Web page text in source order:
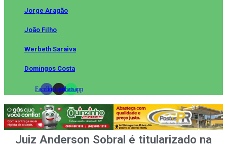
Jorge Aragão
João Filho
Werbeth Saraiva
Domingos Costa
FacebookInstagramWhatsapp
Juiz Anderson Sobral é titularizado na